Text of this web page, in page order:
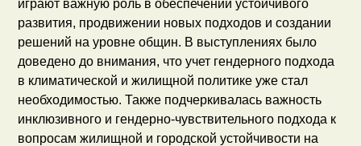
играют важную роль в обеспечении устойчивого
развития, продвижении новых подходов и создании
решений на уровне общин. В выступлениях было
доведено до внимания, что учет гендерного подхода
в климатической и жилищной политике уже стал
необходимостью. Также подчеркивалась важность
инклюзивного и гендерно-чувствительного подхода к
вопросам жилищной и городской устойчивости на